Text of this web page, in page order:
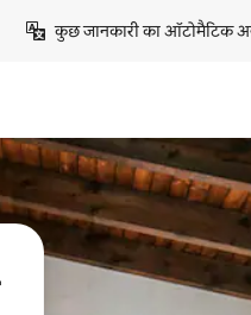
कुछ जानकारी का ऑटोमैटिक